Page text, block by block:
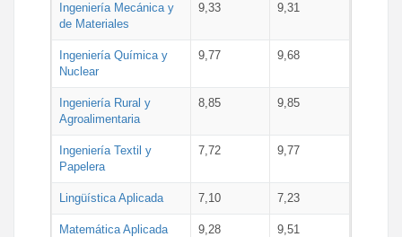
Ingeniería Mecánica y
de Materiales
9,33 9,31
Ingeniería Química y
Nuclear
9,77 9,68
Ingeniería Rural y
Agroalimentaria
8,85 9,85
Ingeniería Textil y
Papelera
7,72 9,77
Lingüística Aplicada 7,10 7,23
Matemática Aplicada 9,28 9,51